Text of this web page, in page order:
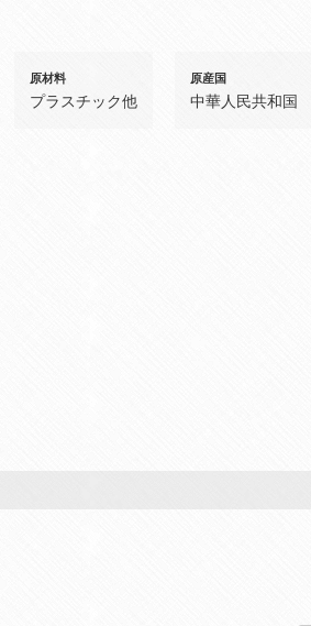
原材料
プラスチック他
原産国
中華人民共和国